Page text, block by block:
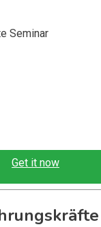
Seminar
Get it now